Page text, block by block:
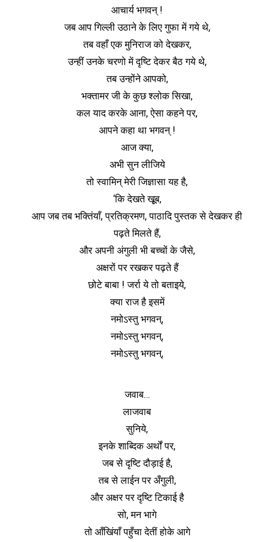
आचार्य भगवन् !
जब आप गिल्ली उठाने के लिए गुफा में गये थे,
तब वहाँ एक मुनिराज को देखकर,
उन्हीं उनके चरणो में दृष्टि देकर बैठ गये थे,
तब उन्होंने आपको,
भक्तामर जी के कुछ श्लोक सिखा,
कल याद करके आना, ऐसा कहने पर,
आपने कहा था भगवन् !
आज क्या,
अभी सुन लीजिये
तो स्वामिन् मेरी जिज्ञासा यह है,
‘कि देखते खूूब,
आप जब तब भक्तिंयाँ, प्रतिक्रमण, पाठादि पुस्तक से देखकर ही
पढ़ते मिलते हैं,
और अपनी अंगुली भी बच्चों के जैसे,
अक्षरों पर रखकर पढ़ते हैं
छोटे बाबा ! जर्रा ये तो बताइये,
क्या राज है इसमें
नमोऽस्तु भगवन्,
नमोऽस्तु भगवन्,
नमोऽस्तु भगवन्,
जवाब…
लाजवाब
सुनिये,
इनके शाब्दिक अर्थों पर,
जब से दृष्टि दौड़ाई है,
तब से लाईन पर अँगुली,
और अक्षर पर दृष्टि टिकाई है
सो, मन भागे
तो आँखिंयाँ पहुँचा देतीं होके आगे